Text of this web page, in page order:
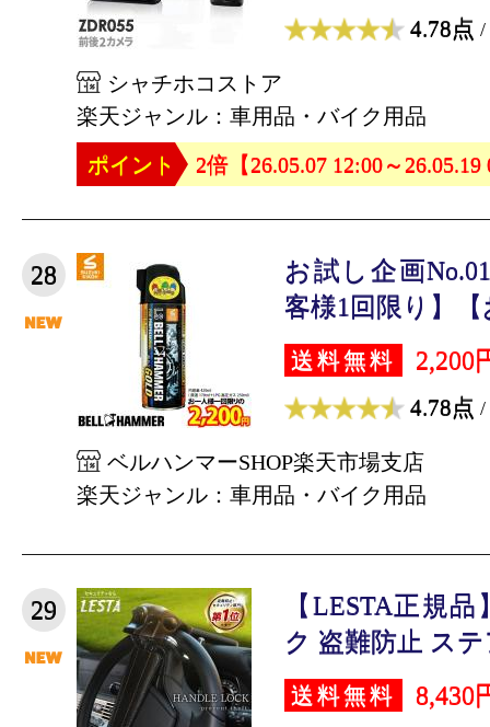
4.78点 /
シャチホコストア
楽天ジャンル：車用品・バイク用品
ポイント
2倍【26.05.07 12:00～26.05.19
28
お試し企画
客様1回限り】【
送料無料 2,200
4.78点 /
ベルハンマーSHOP楽天市場支店
楽天ジャンル：車用品・バイク用品
29
【LESTA正規
ク 盗難防止 ス
送料無料 8,430